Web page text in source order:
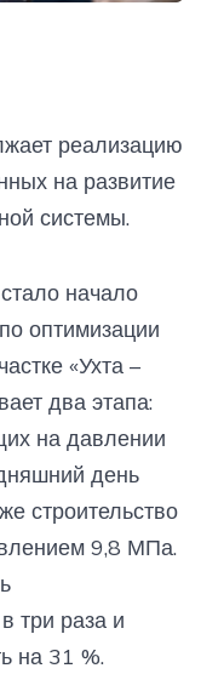
реализацию
на развитие
системы.
начало
оптимизации
«Ухта –
два этапа:
на давлении
день
строительство
9,8 МПа.
три раза и
на 31 %.